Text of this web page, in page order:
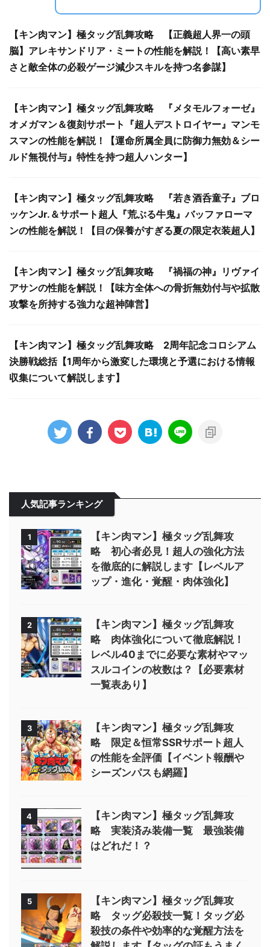
【キン肉マン】極タッグ乱舞攻略 【正義超人界一の頭
脳】アレキサンドリア・ミートの性能を解説！【高い素早
さと敵全体の必殺ゲージ減少スキルを持つ名参謀】
【キン肉マン】極タッグ乱舞攻略 『メタモルフォーゼ』
オメガマン＆復刻サポート『超人デストロイヤー』マンモ
スマンの性能を解説！【運命所属全員に防御力無効＆シー
ルド無視付与』特性を持つ超人ハンター】
【キン肉マン】極タッグ乱舞攻略 『若き酒呑童子』ブロ
ッケンJr.＆サポート超人『荒ぶる牛鬼』バッファローマ
ンの性能を解説！【目の保養がすぎる夏の限定衣装超人】
【キン肉マン】極タッグ乱舞攻略 『禍福の神』リヴァイ
アサンの性能を解説！【味方全体への骨折無効付与や拡散
攻撃を所持する強力な超神陣営】
【キン肉マン】極タッグ乱舞攻略 2周年記念コロシアム
決勝戦総括【1周年から激変した環境と予選における情報
収集について解説します】
人気記事ランキング
1
【キン肉マン】極タッグ乱舞攻
略 初心者必見！超人の強化方法
を徹底的に解説します【レベルア
ップ・進化・覚醒・肉体強化】
2
【キン肉マン】極タッグ乱舞攻
略 肉体強化について徹底解説！
レベル40までに必要な素材やマッ
スルコインの枚数は？【必要素材
一覧表あり】
3
【キン肉マン】極タッグ乱舞攻
略 限定＆恒常SSRサポート超人
の性能を全評価【イベント報酬や
シーズンパスも網羅】
4
【キン肉マン】極タッグ乱舞攻
略 実装済み装備一覧 最強装備
はどれだ！？
5
【キン肉マン】極タッグ乱舞攻
略 タッグ必殺技一覧！タッグ必
殺技の条件や効率的な覚醒方法を